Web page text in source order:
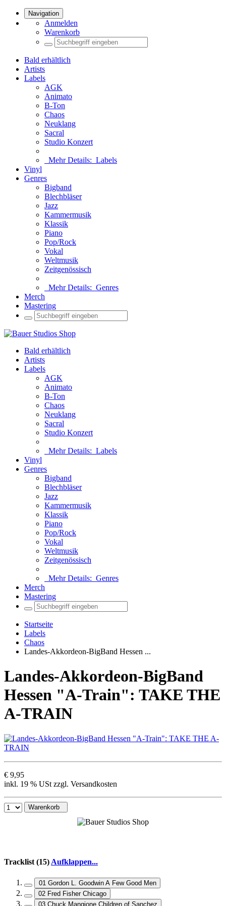
Navigation
Anmelden
Warenkorb
Bald erhältlich
Artists
Labels
AGK
Animato
B-Ton
Chaos
Neuklang
Sacral
Studio Konzert
Mehr Details: Labels
Vinyl
Genres
Bigband
Blechbläser
Jazz
Kammermusik
Klassik
Piano
Pop/Rock
Vokal
Weltmusik
Zeitgenössisch
Mehr Details: Genres
Merch
Mastering
Bald erhältlich
Artists
Labels
AGK
Animato
B-Ton
Chaos
Neuklang
Sacral
Studio Konzert
Mehr Details: Labels
Vinyl
Genres
Bigband
Blechbläser
Jazz
Kammermusik
Klassik
Piano
Pop/Rock
Vokal
Weltmusik
Zeitgenössisch
Mehr Details: Genres
Merch
Mastering
Startseite
Labels
Chaos
Landes-Akkordeon-BigBand Hessen ...
Landes-Akkordeon-BigBand
Hessen "A-Train": TAKE THE
A-TRAIN
€ 9,95
inkl. 19 % USt zzgl. Versandkosten
Warenkorb
Tracklist (15)Aufklappen...
01 Gordon L. Goodwin A Few Good Men
02 Fred Fisher Chicago
03 Chuck Mangione Children of Sanchez